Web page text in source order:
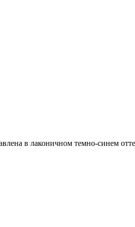
в лаконичном темно-синем